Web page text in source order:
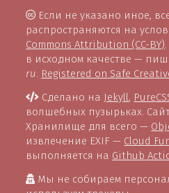
Если не указано иное,
распространяются на
Commons Attribution (CC-BY)
в исходном качестве —
ru Registered on Safe
Сделано на Jekyll,
волшебных пузырьках.
Хранилище для всего —
извлечение EXIF — Cloud
выполняется на Github
Мы не собираем